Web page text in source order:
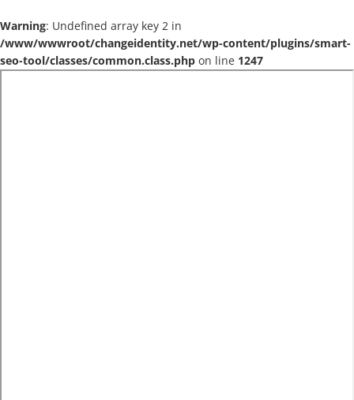
Warning: Undefined array key 2 in
/www/wwwroot/changeidentity.net/wp-content/plugins/smart-
seo-tool/classes/common.class.php on line 1247